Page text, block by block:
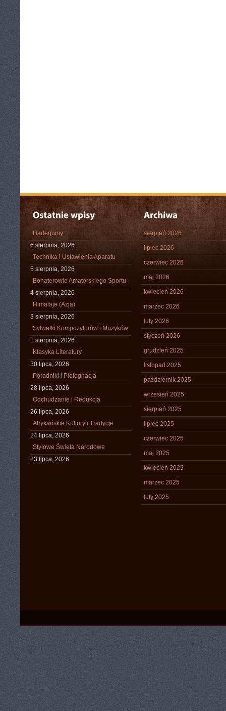
Harlequiny
6 sierpnia, 2026
Technika i Ustawienia Aparatu
5 sierpnia, 2026
Bohaterowie Amatorskiego Sportu
4 sierpnia, 2026
Himalaje (Azja)
3 sierpnia, 2026
Sylwetki Kompozytorów i Muzyków
1 sierpnia, 2026
Klasyka Literatury
30 lipca, 2026
Poradniki i Pielęgnacja
28 lipca, 2026
Odchudzanie i Redukcja
26 lipca, 2026
Afrykańskie Kultury i Tradycje
24 lipca, 2026
Stylowe Święta Narodowe
23 lipca, 2026
sierpień 2026
lipiec 2026
czerwiec 2026
maj 2026
kwiecień 2026
marzec 2026
luty 2026
styczeń 2026
grudzień 2025
listopad 2025
październik 2025
wrzesień 2025
sierpień 2025
lipiec 2025
czerwiec 2025
maj 2025
kwiecień 2025
marzec 2025
luty 2025